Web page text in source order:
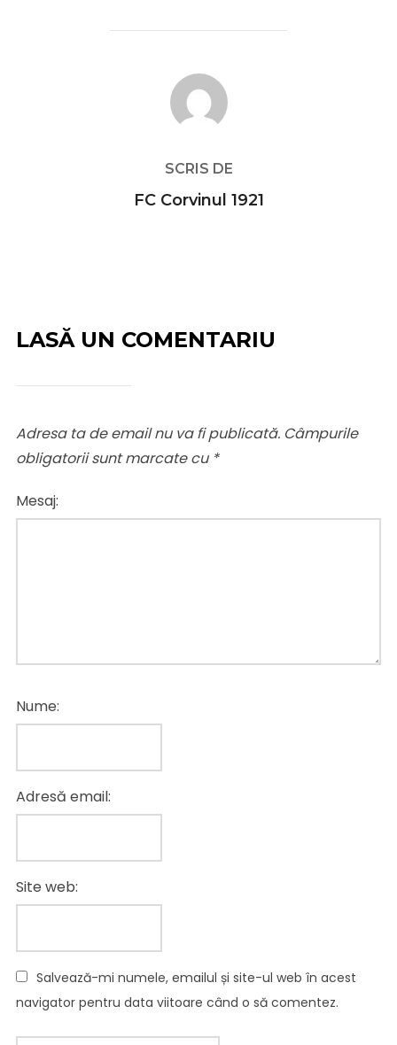
AUTOR ARTICOL
SCRIS DE
FC Corvinul 1921
LASĂ UN COMENTARIU
Adresa ta de email nu va fi publicată. Câmpurile
obligatorii sunt marcate cu *
Mesaj:
Nume:
Adresă email:
Site web:
Salvează-mi numele, emailul și site-ul web în acest
navigator pentru data viitoare când o să comentez.